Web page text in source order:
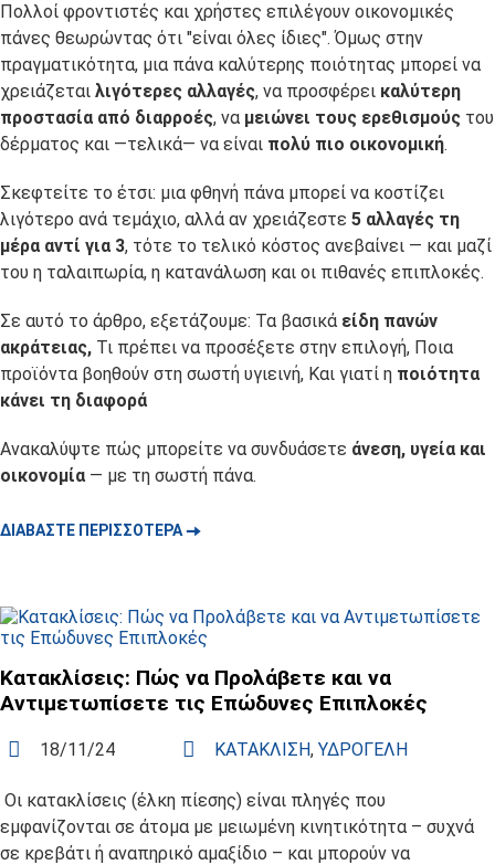
Πολλοί φροντιστές και χρήστες επιλέγουν οικονομικές
πάνες θεωρώντας ότι "είναι όλες ίδιες". Όμως στην
πραγματικότητα, μια πάνα καλύτερης ποιότητας μπορεί να
χρειάζεται λιγότερες αλλαγές, να προσφέρει καλύτερη
προστασία από διαρροές, να μειώνει τους ερεθισμούς του
δέρματος και —τελικά— να είναι πολύ πιο οικονομική.
Σκεφτείτε το έτσι: μια φθηνή πάνα μπορεί να κοστίζει
λιγότερο ανά τεμάχιο, αλλά αν χρειάζεστε 5 αλλαγές τη
μέρα αντί για 3, τότε το τελικό κόστος ανεβαίνει — και μαζί
του η ταλαιπωρία, η κατανάλωση και οι πιθανές επιπλοκές.
Σε αυτό το άρθρο, εξετάζουμε: Τα βασικά είδη πανών
ακράτειας, Τι πρέπει να προσέξετε στην επιλογή, Ποια
προϊόντα βοηθούν στη σωστή υγιεινή, Και γιατί η ποιότητα
κάνει τη διαφορά
Ανακαλύψτε πώς μπορείτε να συνδυάσετε άνεση, υγεία και
οικονομία — με τη σωστή πάνα.
ΔΙΑΒΆΣΤΕ ΠΕΡΙΣΣΌΤΕΡΑ🠆
Κατακλίσεις: Πώς να Προλάβετε και να
Αντιμετωπίσετε τις Επώδυνες Επιπλοκές
18/11/24 ΚΑΤΆΚΛΙΣΗ, ΥΔΡΟΓΈΛΗ
Οι κατακλίσεις (έλκη πίεσης) είναι πληγές που
εμφανίζονται σε άτομα με μειωμένη κινητικότητα – συχνά
σε κρεβάτι ή αναπηρικό αμαξίδιο – και μπορούν να